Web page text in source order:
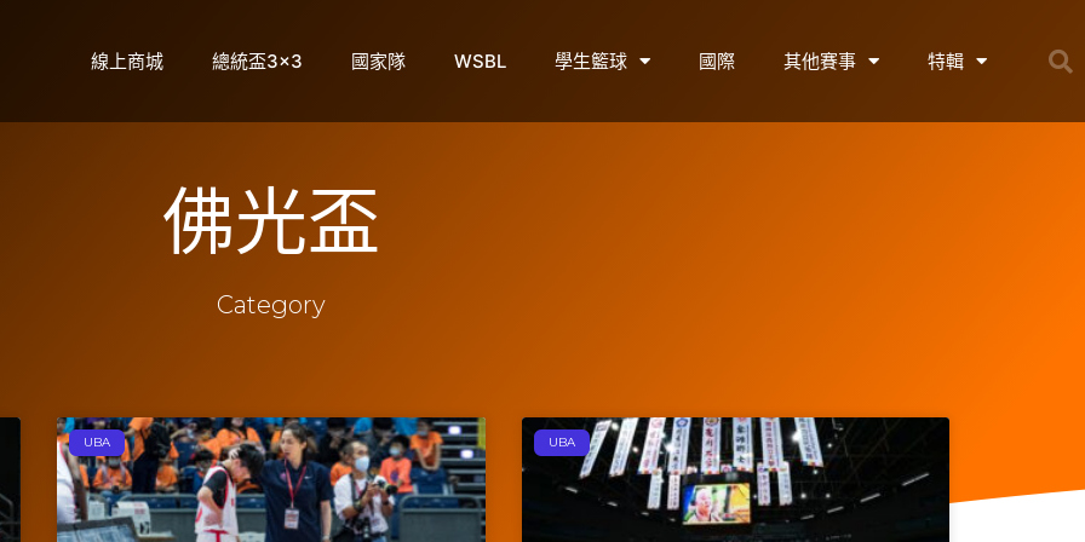
線上商城 總統盃3×3 國家隊 WSBL 學生籃球 國際 其他賽事 特輯
佛光盃
Category
UBA UBA